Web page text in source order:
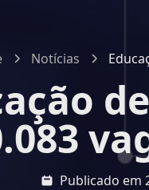
Notícias
Publicado em